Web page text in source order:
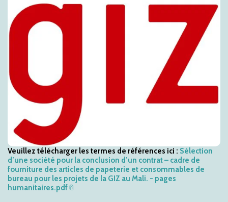
Veuillez télécharger les termes de références ici : Sélection
d’une société pour la conclusion d’un contrat – cadre de
fourniture des articles de papeterie et consommables de
bureau pour les projets de la GIZ au Mali. - pages
humanitaires.pdf